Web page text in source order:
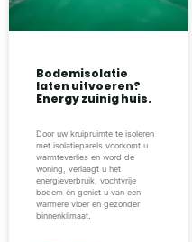
Bodemisolatie
laten uitvoeren?
Energy zuinig huis.
Door uw kruipruimte te isoleren
met isolatieparels voorkomt u
warmteverlies en word de
woning, verlaagt u het
energieverbruik, vochtvrije
bodem én geniet u van een
warmere vloer en gezonder
binnenklimaat.